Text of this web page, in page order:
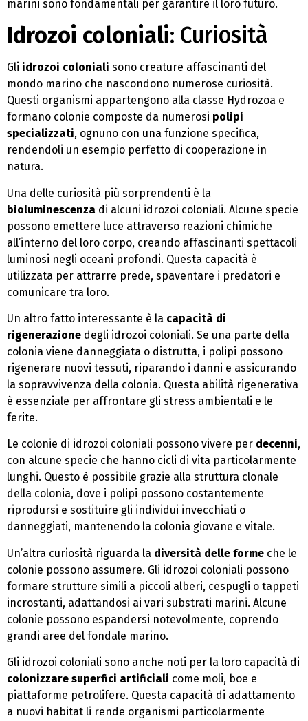
marini sono fondamentali per garantire il loro futuro.
Idrozoi coloniali: Curiosità
Gli idrozoi coloniali sono creature affascinanti del
mondo marino che nascondono numerose curiosità.
Questi organismi appartengono alla classe Hydrozoa e
formano colonie composte da numerosi polipi
specializzati, ognuno con una funzione specifica,
rendendoli un esempio perfetto di cooperazione in
natura.
Una delle curiosità più sorprendenti è la
bioluminescenza di alcuni idrozoi coloniali. Alcune specie
possono emettere luce attraverso reazioni chimiche
all’interno del loro corpo, creando affascinanti spettacoli
luminosi negli oceani profondi. Questa capacità è
utilizzata per attrarre prede, spaventare i predatori e
comunicare tra loro.
Un altro fatto interessante è la capacità di
rigenerazione degli idrozoi coloniali. Se una parte della
colonia viene danneggiata o distrutta, i polipi possono
rigenerare nuovi tessuti, riparando i danni e assicurando
la sopravvivenza della colonia. Questa abilità rigenerativa
è essenziale per affrontare gli stress ambientali e le
ferite.
Le colonie di idrozoi coloniali possono vivere per decenni,
con alcune specie che hanno cicli di vita particolarmente
lunghi. Questo è possibile grazie alla struttura clonale
della colonia, dove i polipi possono costantemente
riprodursi e sostituire gli individui invecchiati o
danneggiati, mantenendo la colonia giovane e vitale.
Un’altra curiosità riguarda la diversità delle forme che le
colonie possono assumere. Gli idrozoi coloniali possono
formare strutture simili a piccoli alberi, cespugli o tappeti
incrostanti, adattandosi ai vari substrati marini. Alcune
colonie possono espandersi notevolmente, coprendo
grandi aree del fondale marino.
Gli idrozoi coloniali sono anche noti per la loro capacità di
colonizzare superfici artificiali come moli, boe e
piattaforme petrolifere. Questa capacità di adattamento
a nuovi habitat li rende organismi particolarmente